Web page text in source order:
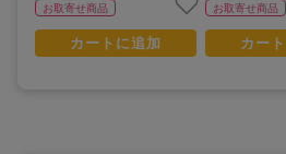
お取寄せ商品
カートに追加
お取寄せ商品
カー